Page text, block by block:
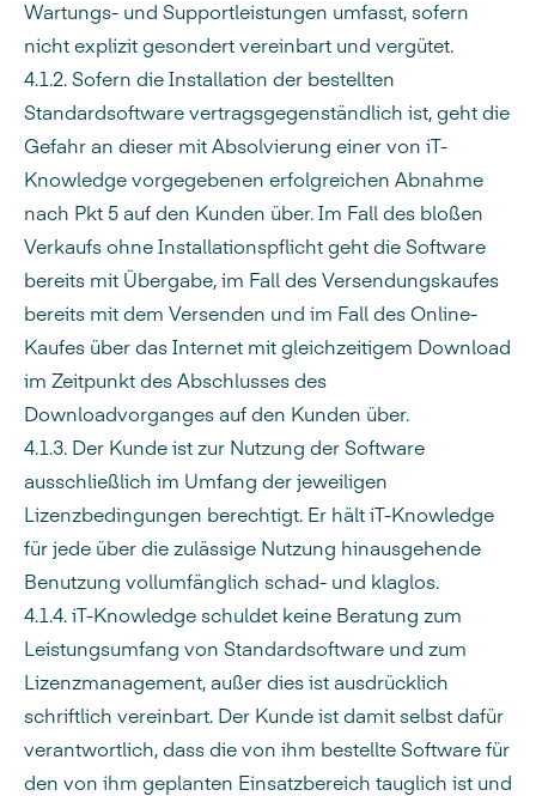
Wartungs- und Supportleistungen umfasst, sofern
nicht explizit gesondert vereinbart und vergütet.
4.1.2.Sofern die Installation der bestellten
Standardsoftware vertragsgegenständlich ist, geht die
Gefahr an dieser mit Absolvierung einer von iT-
Knowledge vorgegebenen erfolgreichen Abnahme
nach Pkt 5 auf den Kunden über. Im Fall des bloßen
Verkaufs ohne Installationspflicht geht die Software
bereits mit Übergabe, im Fall des Versendungskaufes
bereits mit dem Versenden und im Fall des Online-
Kaufes über das Internet mit gleichzeitigem Download
im Zeitpunkt des Abschlusses des
Downloadvorganges auf den Kunden über.
4.1.3. Der Kunde ist zur Nutzung der Software
ausschließlich im Umfang der jeweiligen
Lizenzbedingungen berechtigt. Er hält iT-Knowledge
für jede über die zulässige Nutzung hinausgehende
Benutzung vollumfänglich schad- und klaglos.
4.1.4. iT-Knowledge schuldet keine Beratung zum
Leistungsumfang von Standardsoftware und zum
Lizenzmanagement, außer dies ist ausdrücklich
schriftlich vereinbart. Der Kunde ist damit selbst dafür
verantwortlich, dass die von ihm bestellte Software für
den von ihm geplanten Einsatzbereich tauglich ist und